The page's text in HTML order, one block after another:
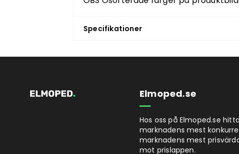
Specifikationer
Elmoped.se
Hos oss på Elmoped.se
marknadens mest
marknadens mest
mot prislappen.